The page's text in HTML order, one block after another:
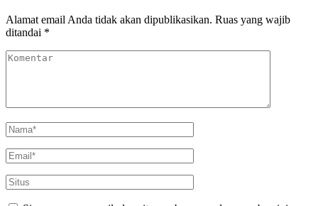
Alamat email Anda tidak akan dipublikasikan. Ruas yang wajib
ditandai *